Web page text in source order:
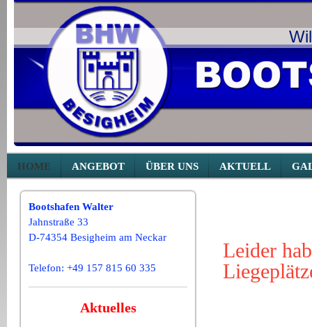
HOME ANGEBOT ÜBER UNS AKTUELL
Bootshafen Walter
Jahnstraße 33
D-74354 Besigheim am Neckar
Telefon: +49 157 815 60 335
Aktuelles
Leider